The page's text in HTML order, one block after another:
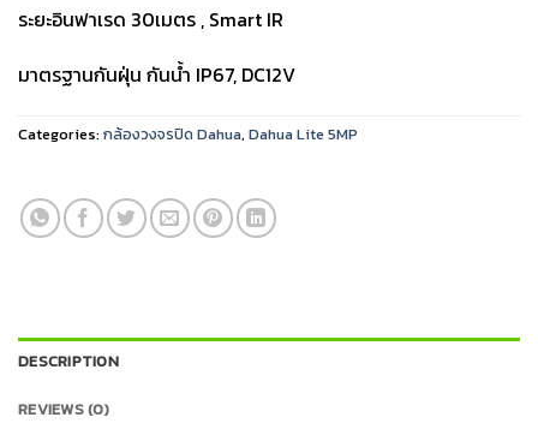
ระยะอินฟาเรด 30เมตร , Smart IR
มาตรฐานกันฝุ่น กันน้ำ IP67, DC12V
Categories:กล้องวงจรปิด Dahua, Dahua Lite 5MP
DESCRIPTION
REVIEWS (0)